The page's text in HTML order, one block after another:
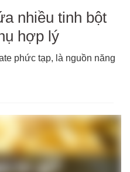
nhiều tinh bột
hợp lý
phức tạp, là nguồn năng